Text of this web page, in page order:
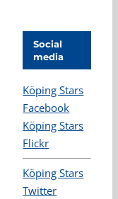
Social
media
Köping Stars
Facebook
Köping Stars
Flickr
Köping Stars
Twitter